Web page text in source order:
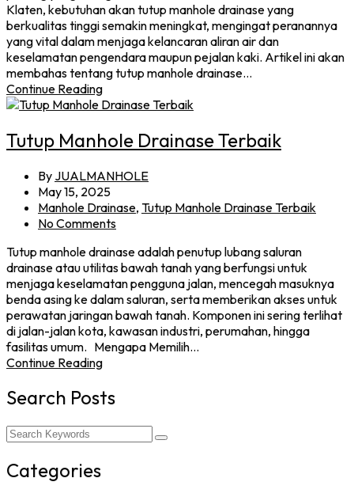
Klaten, kebutuhan akan tutup manhole drainase yang
berkualitas tinggi semakin meningkat, mengingat peranannya
yang vital dalam menjaga kelancaran aliran air dan
keselamatan pengendara maupun pejalan kaki. Artikel ini akan
membahas tentang tutup manhole drainase…
Continue Reading
Tutup Manhole Drainase Terbaik
By JUALMANHOLE
May 15, 2025
Manhole Drainase, Tutup Manhole Drainase Terbaik
No Comments
Tutup manhole drainase adalah penutup lubang saluran
drainase atau utilitas bawah tanah yang berfungsi untuk
menjaga keselamatan pengguna jalan, mencegah masuknya
benda asing ke dalam saluran, serta memberikan akses untuk
perawatan jaringan bawah tanah. Komponen ini sering terlihat
di jalan-jalan kota, kawasan industri, perumahan, hingga
fasilitas umum. Mengapa Memilih…
Continue Reading
Search Posts
Categories